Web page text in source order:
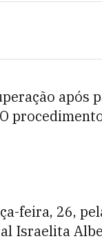
após
feira, 26,
Israelita